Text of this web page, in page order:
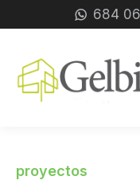
684
proyectos